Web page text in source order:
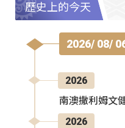
歷史上的今天
2026/ 08/
2026
南澳撒利姆文
2026